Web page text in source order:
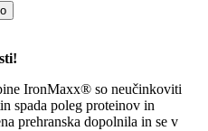
IronMaxx® so neučinkoviti
spada poleg proteinov in
prehranska dopolnila in se v